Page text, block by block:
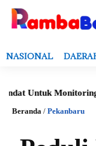
NASIONAL
Monitoring
Beranda / Pekanbaru